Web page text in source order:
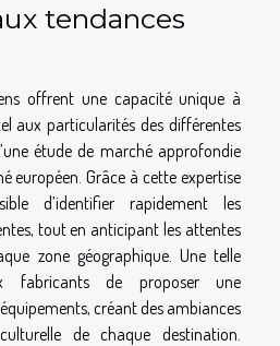
tendances
offrent une capacité unique à
aux particularités des différentes
étude de marché approfondie
européen. Grâce à cette expertise
d’identifier rapidement les
tout en anticipant les attentes
zone géographique. Une telle
fabricants de proposer une
créant des ambiances
de chaque destination.